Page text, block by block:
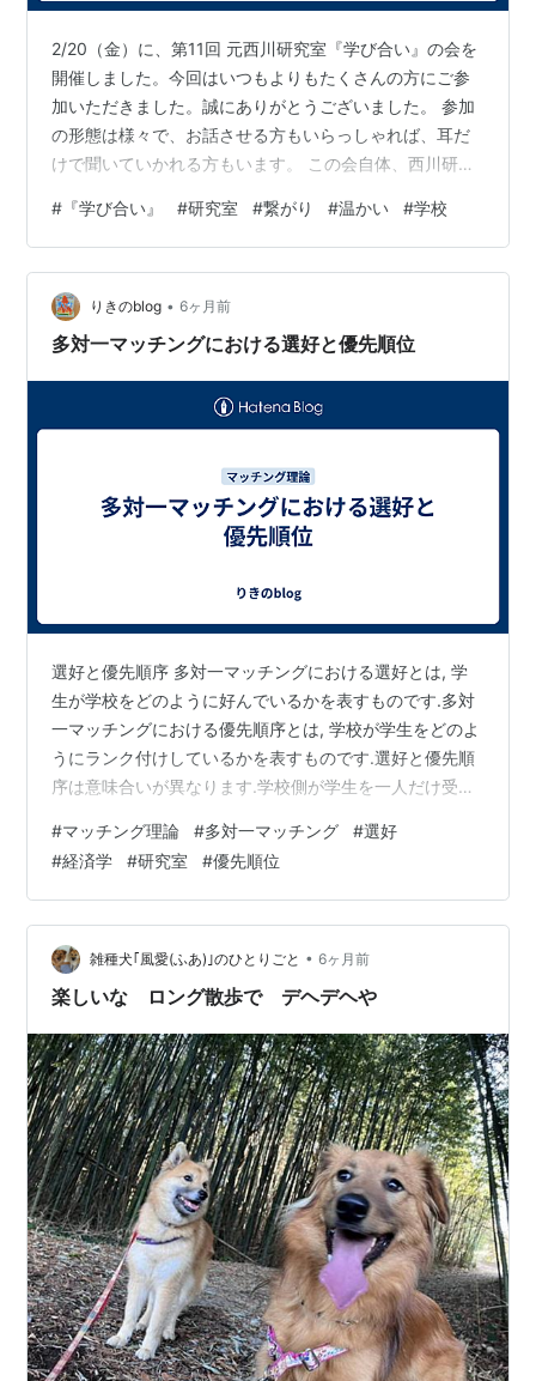
2/20（金）に、第11回 元西川研究室『学び合い』の会を
開催しました。今回はいつもよりもたくさんの方にご参
加いただきました。誠にありがとうございました。 参加
の形態は様々で、お話させる方もいらっしゃれば、耳だ
けで聞いていかれる方もいます。 この会自体、西川研究
他者と折り合いをつけて、人の力を借りて自分の課題を
解決することにつながる、ということを求めての会。参
加形態、話す内容は、自由です。 今回は、一緒に会を開
催してくれている元研究室の仲間の振り返りブログが素
敵だったので、全文引用させていただきます。 その前
# 『学び合い』 #研究室 #繋がり #温かい #学校
りきのblog • 6ヶ月前
多対一マッチングにおける選好と優先順位
選好と優先順序 多対一マッチングにおける選好とは, 学
生が学校をどのように好んでいるかを表すものです.多対
一マッチングにおける優先順序とは, 学校が学生をどのよ
うにランク付けしているかを表すものです.選好と優先順
序は意味合いが異なります.学校側が学生を一人だけ受け
す.一方で, 学校側で選好を定義するには, 学生の部分集合
に対して好みを持っている必要があります.なぜなら考え
ている対象が多対一マッチングであり, 学校は複数の学生
を受け入れるためです.そのため, 学校が学生に対する選
好を考えるのは複雑になりがちなので, 優先順位（一人だ
けの選好）に制…
#マッチング理論 #多対一マッチング #選好
#経済学 #研究室 #優先順位
雑種犬｢風愛(ふあ)｣のひとりごと • 6ヶ月前
楽しいな ロング散歩で デヘデヘや